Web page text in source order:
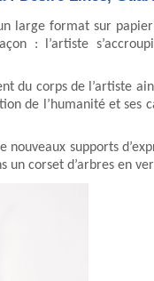
large format sur
: l’artiste
du corps de l’artiste
de l’humanité et
nouveaux supports
un corset d’arbres en